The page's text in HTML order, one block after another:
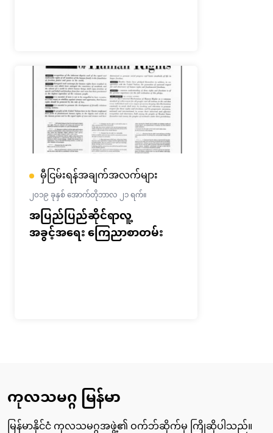
မှီငြမ်းရန်အချက်အလက်များ
၂၀၁၉ ခုနှစ် အောက်တိုဘာလ ၂၁ ရက်။
အပြည်ပြည်ဆိုင်ရာလူ့
အခွင့်အရေး ကြေညာစာတမ်း
ကုလသမဂ္ဂ မြန်မာ
မြန်မာနိုင်ငံ ကုလသမဂ္ဂအဖွဲ့၏ ဝက်ဘ်ဆိုက်မှ ကြိုဆိုပါသည်။